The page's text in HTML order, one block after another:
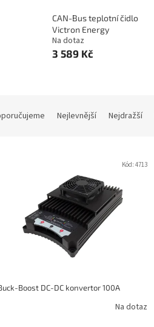
CAN-Bus teplotní čidlo
Victron Energy
Na dotaz
3 589 Kč
Nejlevnější Nejdražší
Boost DC-DC konvertor 100A
Na dotaz
Kód: 4713